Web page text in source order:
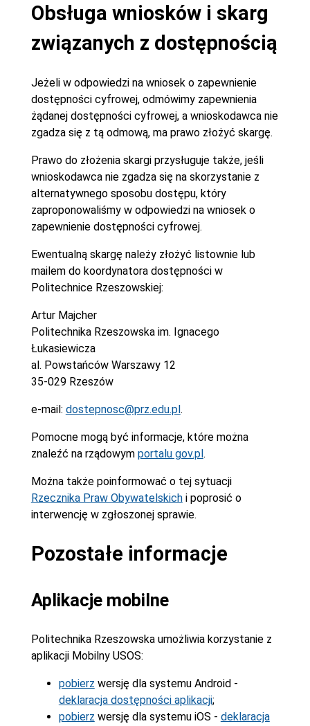
Obsługa wniosków i skarg
związanych z dostępnością
Jeżeli w odpowiedzi na wniosek o zapewnienie
dostępności cyfrowej, odmówimy zapewnienia
żądanej dostępności cyfrowej, a wnioskodawca nie
zgadza się z tą odmową, ma prawo złożyć skargę.
Prawo do złożenia skargi przysługuje także, jeśli
wnioskodawca nie zgadza się na skorzystanie z
alternatywnego sposobu dostępu, który
zaproponowaliśmy w odpowiedzi na wniosek o
zapewnienie dostępności cyfrowej.
Ewentualną skargę należy złożyć listownie lub
mailem do koordynatora dostępności w
Politechnice Rzeszowskiej:
Artur Majcher
Politechnika Rzeszowska im. Ignacego
Łukasiewicza
al. Powstańców Warszawy 12
35-029 Rzeszów
e-mail: dostepnosc@prz.edu.pl.
Pomocne mogą być informacje, które można
znaleźć na rządowym portalu gov.pl.
Można także poinformować o tej sytuacji
Rzecznika Praw Obywatelskichi poprosić o
interwencję w zgłoszonej sprawie.
Pozostałe informacje
Aplikacje mobilne
Politechnika Rzeszowska umożliwia korzystanie z
aplikacji Mobilny USOS:
pobierz wersję dla systemu Android -
deklaracja dostępności aplikacji;
pobierz wersję dla systemu iOS - deklaracja